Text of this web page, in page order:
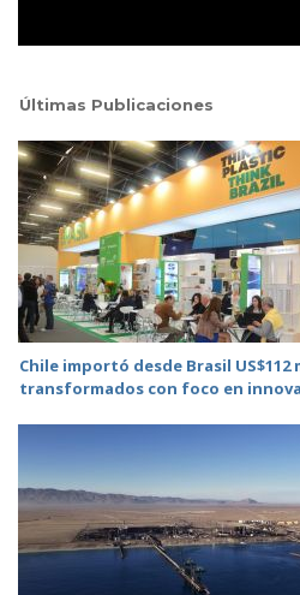
Últimas Publicaciones
Chile importó desde Brasil
transformados con foco en